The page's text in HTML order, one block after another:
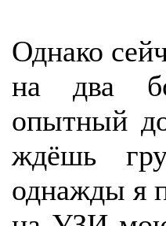
Однако
на два
опытный
ждёшь
однажды я